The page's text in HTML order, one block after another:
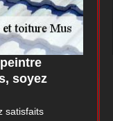
soyez
satisfaits